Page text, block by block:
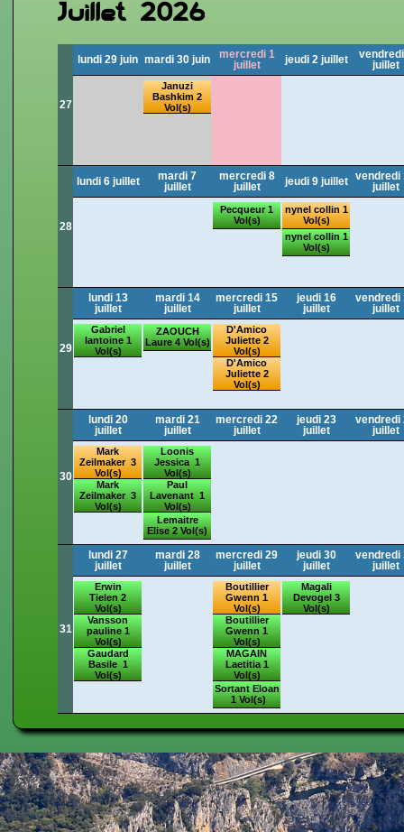
Juillet 2026
27
lundi 29 juin mardi 30 juin
mercredi 1
juillet
jeudi 2 juillet
juillet
Januzi
Bashkim 2
Vol(s)
28
lundi 6 juillet
mardi 7
juillet
mercredi 8
juillet
jeudi 9 juillet
vendredi
juillet
Pecqueur 1
Vol(s)
nynel collin 1
Vol(s)
nynel collin 1
Vol(s)
29
lundi 13
juillet
mardi 14
juillet
mercredi 15
juillet
jeudi 16
juillet
vendredi
juillet
Gabriel
lantoine 1
Vol(s)
ZAOUCH
Laure 4 Vol(s)
D'Amico
Juliette 2
Vol(s)
D'Amico
Juliette 2
Vol(s)
30
lundi 20
juillet
mardi 21
juillet
mercredi 22
juillet
jeudi 23
juillet
vendredi
juillet
Mark
Zeilmaker 3
Vol(s)
Mark
Zeilmaker 3
Vol(s)
Loonis
Jessica 1
Vol(s)
Paul
Lavenant 1
Vol(s)
Lemaitre
Elise 2 Vol(s)
31
lundi 27
juillet
mardi 28
juillet
mercredi 29
juillet
jeudi 30
juillet
vendredi
juillet
Erwin
Tielen 2
Vol(s)
Vansson
pauline 1
Vol(s)
Gaudard
Basile 1
Vol(s)
Boutillier
Gwenn 1
Vol(s)
Boutillier
Gwenn 1
Vol(s)
MAGAIN
Laetitia 1
Vol(s)
Sortant Eloan
1 Vol(s)
Magali
Devogel 3
Vol(s)